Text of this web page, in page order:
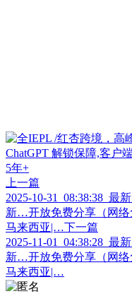
上一篇
2025-10-31_08:38:38_
新…开放免费分享（网络
马来西亚|… 下一篇
2025-11-01_04:38:28_
新…开放免费分享（网络
马来西亚|…